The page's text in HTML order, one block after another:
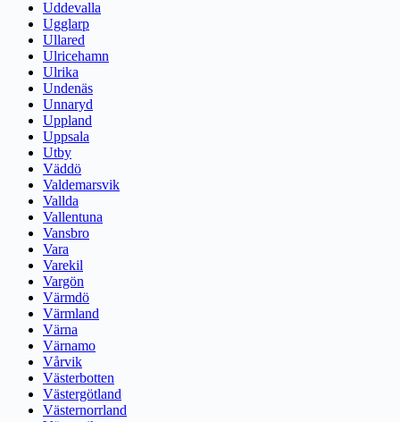
Uddevalla
Ugglarp
Ullared
Ulricehamn
Ulrika
Undenäs
Unnaryd
Uppland
Uppsala
Utby
Väddö
Valdemarsvik
Vallda
Vallentuna
Vansbro
Vara
Varekil
Vargön
Värmdö
Värmland
Värna
Värnamo
Vårvik
Västerbotten
Västergötland
Västernorrland